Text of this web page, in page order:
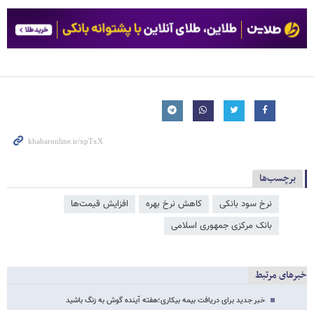
برچسب‌ها
نرخ سود بانکی کاهش نرخ بهره
افزایش قیمت‌ها
بانک مرکزی جمهوری اسلامی
خبرهای مرتبط
خبر جدید برای دریافت بیمه بیکاری؛هفته آینده گوش به زنگ باشید